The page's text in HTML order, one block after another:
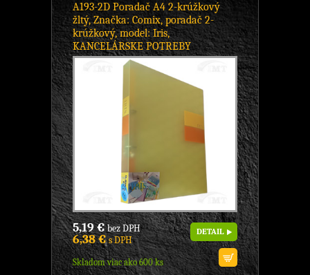
A193-2D Poradač A4 2-krúžkový
žltý, Značka: Comix, poradač 2-
krúžkový, model: Iris,
KANCELÁRSKE POTREBY
5,19 €bez DPH
6,38 €s DPH
Skladom viac ako 600 ks
DETAIL